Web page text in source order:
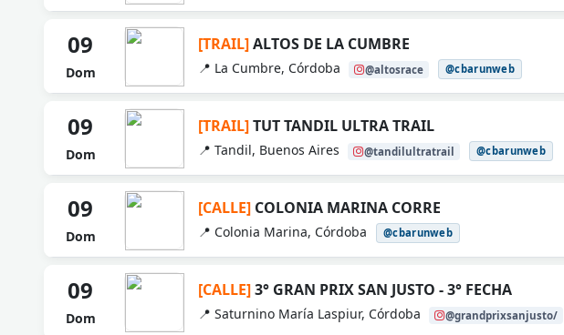
09
Dom
[TRAIL]ALTOS DE LA CUMBRE
📍 La Cumbre, Córdoba @altosrace @cbarunweb
09
Dom
[TRAIL]TUT TANDIL ULTRA TRAIL
📍 Tandil, Buenos Aires @tandilultratrail @cbarunweb
09
Dom
[CALLE] COLONIA MARINA CORRE
📍 Colonia Marina, Córdoba @cbarunweb
09
Dom
[CALLE]3° GRAN PRIX SAN JUSTO - 3° FECHA
📍 Saturnino María Laspiur, Córdoba @grandprixsanjusto/